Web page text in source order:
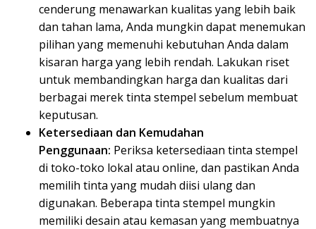
cenderung menawarkan kualitas yang lebih baik
dan tahan lama, Anda mungkin dapat menemukan
pilihan yang memenuhi kebutuhan Anda dalam
kisaran harga yang lebih rendah. Lakukan riset
untuk membandingkan harga dan kualitas dari
berbagai merek tinta stempel sebelum membuat
keputusan.
Ketersediaan dan Kemudahan
Penggunaan: Periksa ketersediaan tinta stempel
di toko-toko lokal atau online, dan pastikan Anda
memilih tinta yang mudah diisi ulang dan
digunakan. Beberapa tinta stempel mungkin
memiliki desain atau kemasan yang membuatnya